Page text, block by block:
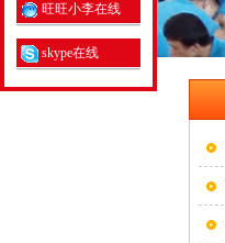
旺旺小李在线
skype在线